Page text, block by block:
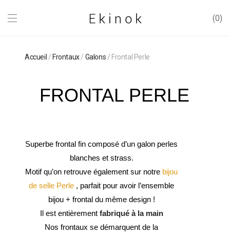
0
Accueil / Frontaux/ Galons/ Frontal Perle
FRONTAL PERLE
Superbe frontal fin composé d’un galon perles
blanches et strass.
Motif qu’on retrouve également sur notre bijou
de selle Perle , parfait pour avoir l’ensemble
bijou + frontal du même design !
Il est entièrement fabriqué à la main
Nos frontaux se démarquent de la